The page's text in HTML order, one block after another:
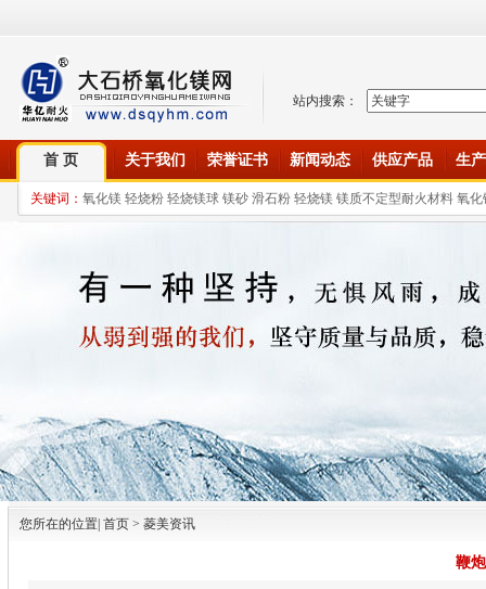
站内搜索：
首 页 关于我们 荣誉证书 新闻动态 供应产品 生
关键词： 氧化镁 轻烧粉 轻烧镁球 镁砂 滑石粉 轻烧镁 镁质不定型耐火材料 氧
您所在的位置| 首页 > 菱美资讯
鞭